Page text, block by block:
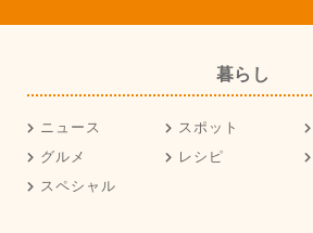
暮らし
ニュース スポット
グルメ
レシピ
スペシャル